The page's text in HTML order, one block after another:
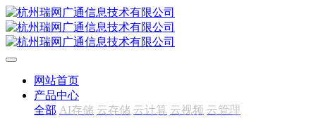
网站首页
产品中心
全部 AI存储 云存储 云计算 云视频 云管理